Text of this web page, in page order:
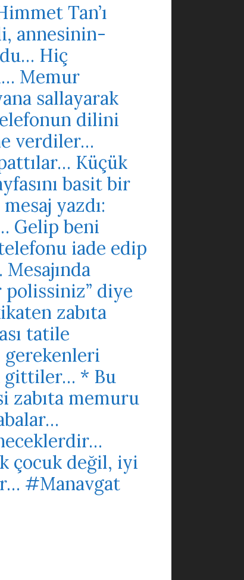
Tan’ı
annesinin-
Hiç
Memur
sallayarak
dilini
verdiler…
Küçük
basit bir
yazdı:
Gelip beni
iade edip
polissiniz” diye
zabıta
tatile
gerekenleri
gittiler… * Bu
zabıta memuru
çocuk değil, iyi
#Manavgat